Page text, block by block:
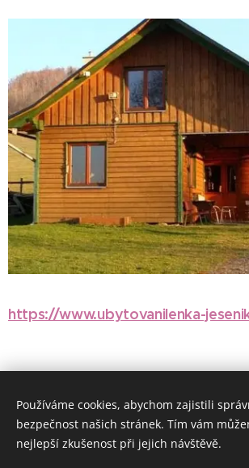
https://www.ubytovanilenka-
www.zimnihory.cz
Používáme cookies, abychom zajistili
bezpečnost našich stránek. Tím vám
nejlepší zkušenost při jejich návštěvě.